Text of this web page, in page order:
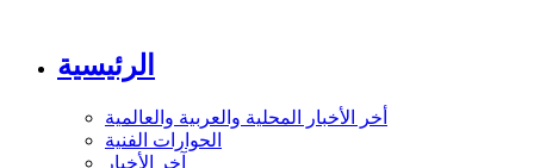
الرئيسية
أخر الأخبار المحلية والعربية والعالمية
الحوارات الفنية
آخر الأخبار